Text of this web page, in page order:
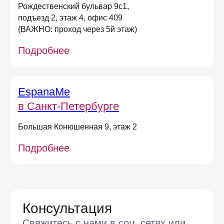
Рождественский бульвар 9с1,
подъезд 2, этаж 4, офис 409
(ВАЖНО: проход через 5й этаж)
Подробнее
EspanaMe
в Санкт-Петербурге
Большая Конюшенная 9, этаж 2
Подробнее
на первый онлайн заказ
*не действует при оплате в магазине,
долями или сертификатом
Даю согласие на получение
Я согласен на обработку
данных в соответствии
сУсловиями договора оферты